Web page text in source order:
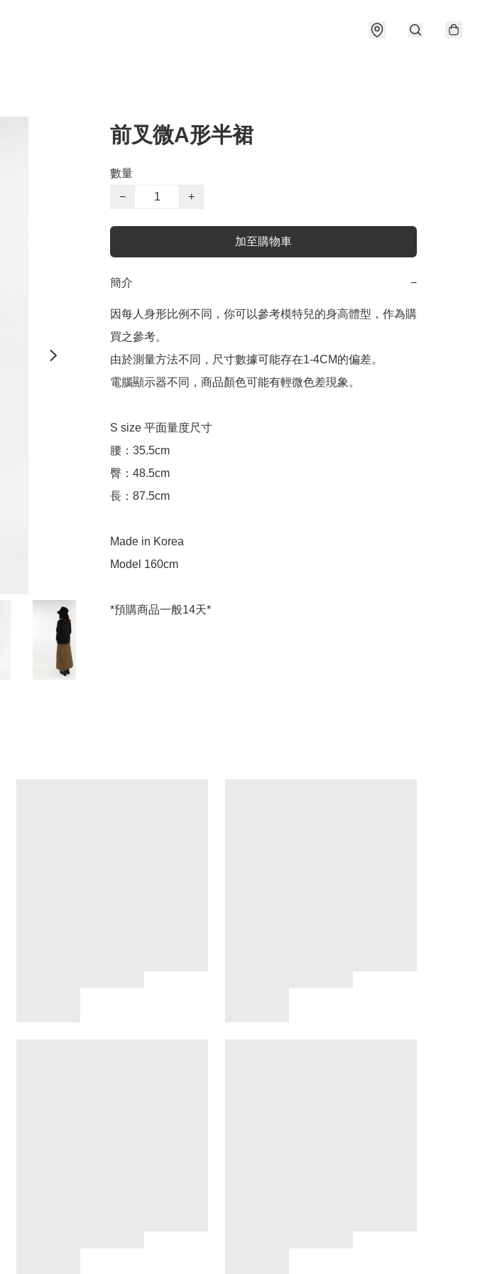
前叉微A形半裙
數量
−
+
加至購物車
簡介 −
因每人身形比例不同，你可以參考模特兒的身高體型，作為購
買之參考。
由於測量方法不同，尺寸數據可能存在1-4CM的偏差。
電腦顯示器不同，商品顏色可能有輕微色差現象。
S size 平面量度尺寸
腰：35.5cm
臀：48.5cm
長：87.5cm
Made in Korea
Model 160cm
*預購商品一般14天*